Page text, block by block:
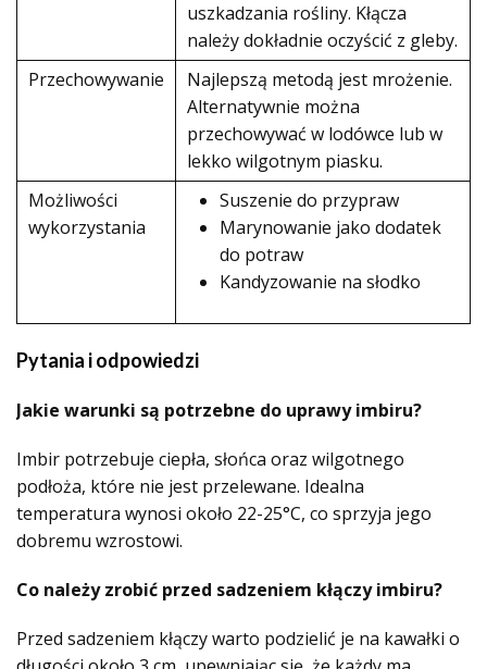
uszkadzania rośliny. Kłącza
należy dokładnie oczyścić z gleby.
Przechowywanie
Najlepszą metodą jest mrożenie.
Alternatywnie można
przechowywać w lodówce lub w
lekko wilgotnym piasku.
Możliwości
wykorzystania
Suszenie do przypraw
Marynowanie jako dodatek
do potraw
Kandyzowanie na słodko
Pytania i odpowiedzi
Jakie warunki są potrzebne do uprawy imbiru?
Imbir potrzebuje ciepła, słońca oraz wilgotnego
podłoża, które nie jest przelewane. Idealna
temperatura wynosi około 22-25°C, co sprzyja jego
dobremu wzrostowi.
Co należy zrobić przed sadzeniem kłączy imbiru?
Przed sadzeniem kłączy warto podzielić je na kawałki o